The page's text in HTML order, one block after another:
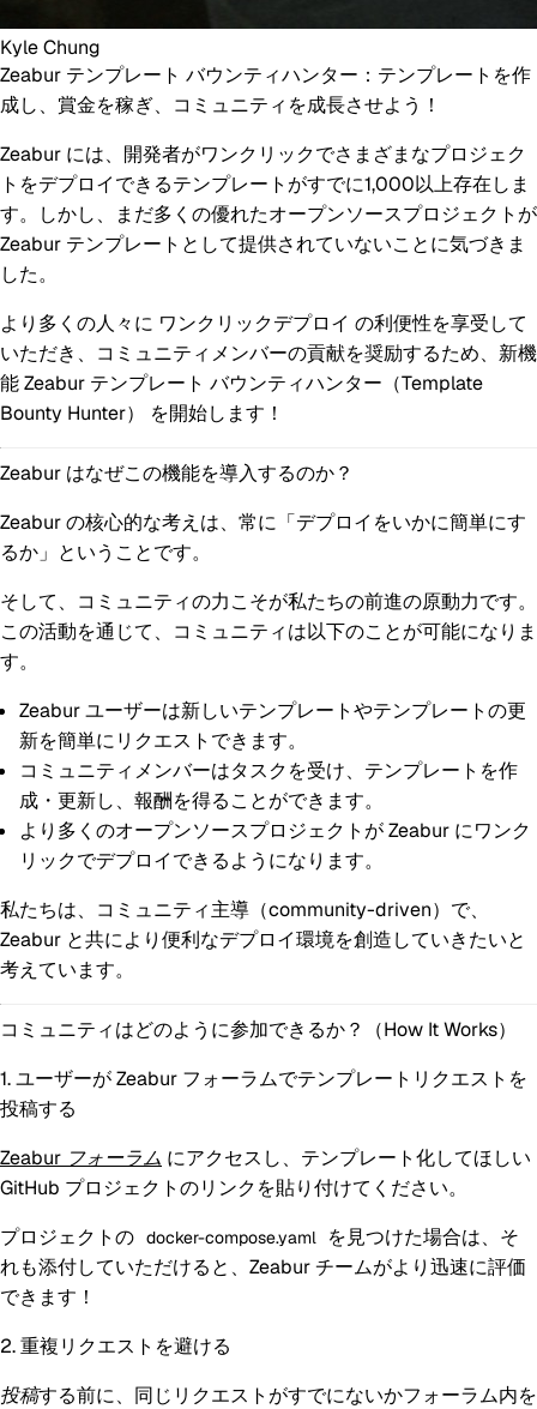
Kyle Chung
Zeabur テンプレート バウンティハンター：テンプレートを作
成し、賞金を稼ぎ、コミュニティを成長させよう！
Zeabur には、開発者がワンクリックでさまざまなプロジェク
トをデプロイできるテンプレートがすでに1,000以上存在しま
す。しかし、まだ多くの優れたオープンソースプロジェクトが
Zeabur テンプレートとして提供されていないことに気づきま
した。
より多くの人々に ワンクリックデプロイ の利便性を享受して
いただき、コミュニティメンバーの貢献を奨励するため、新機
能Zeabur テンプレート バウンティハンター（Template
Bounty Hunter）
を開始します！
Zeabur はなぜこの機能を導入するのか？
Zeabur の核心的な考えは、常に「デプロイをいかに簡単にす
るか」ということです。
そして、コミュニティの力こそが私たちの前進の原動力です。
この活動を通じて、コミュニティは以下のことが可能になりま
す。
Zeabur ユーザーは新しいテンプレートやテンプレートの更
新を簡単にリクエストできます。
コミュニティメンバーはタスクを受け、テンプレートを作
成・更新し、報酬を得ることができます。
より多くのオープンソースプロジェクトが Zeabur にワンク
リックでデプロイできるようになります。
私たちは、コミュニティ主導（community-driven）で、
Zeabur と共により便利なデプロイ環境を創造していきたいと
考えています。
コミュニティはどのように参加できるか？（How It Works）
1. ユーザーが Zeabur フォーラムでテンプレートリクエストを
投稿する
Zeabur フォーラム にアクセスし、テンプレート化してほしい
GitHub プロジェクトのリンクを貼り付けてください。
プロジェクトの docker-compose.yaml
を見つけた場合は、そ
れも添付していただけると、Zeabur チームがより迅速に評価
できます！
2. 重複リクエストを避ける
投稿する前に、同じリクエストがすでにないかフォーラム内を